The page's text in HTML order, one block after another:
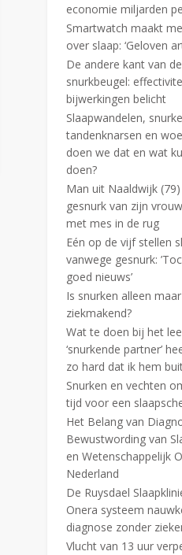
economie miljarden
Smartwatch maakt
over slaap: ‘Geloven
De andere kant van
snurkbeugel:
bijwerkingen belicht
Slaapwandelen,
tandenknarsen en
doen we dat en wat
doen?
Man uit Naaldwijk
gesnurk van zijn
met mes in de rug
Eén op de vijf stellen
vanwege gesnurk:
goed nieuws’
Is snurken alleen
ziekmakend?
Wat te doen bij het
‘snurkende partner’
zo hard dat ik hem
Snurken en vechten
tijd voor een
Het Belang van
Bewustwording van
en Wetenschappelijk
Nederland
De Ruysdael
Onera systeem
diagnose zonder
Vlucht van 13 uur